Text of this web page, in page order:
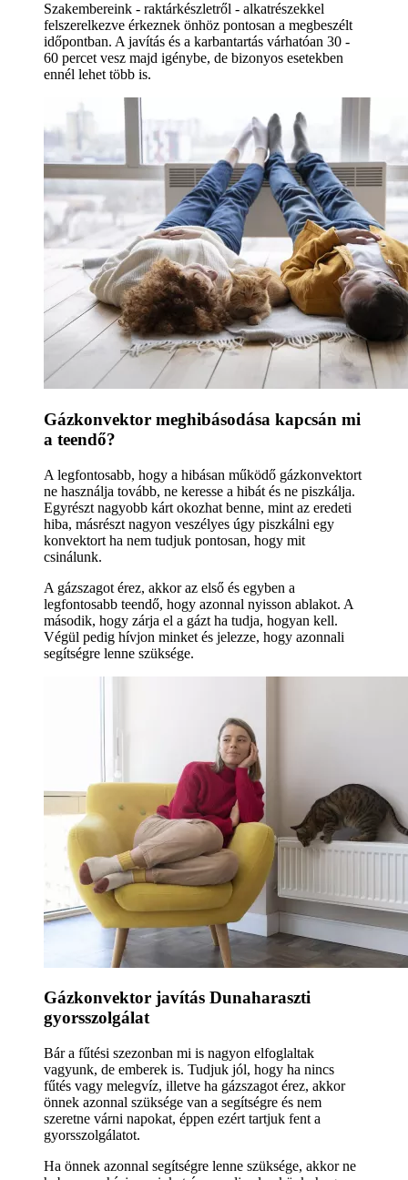
Szakembereink - raktárkészletről - alkatrészekkel
felszerelkezve érkeznek önhöz pontosan a megbeszélt
időpontban. A javítás és a karbantartás várhatóan 30 -
60 percet vesz majd igénybe, de bizonyos esetekben
ennél lehet több is.
Gázkonvektor meghibásodása kapcsán mi
a teendő?
A legfontosabb, hogy a hibásan működő gázkonvektort
ne használja tovább, ne keresse a hibát és ne piszkálja.
Egyrészt nagyobb kárt okozhat benne, mint az eredeti
hiba, másrészt nagyon veszélyes úgy piszkálni egy
konvektort ha nem tudjuk pontosan, hogy mit
csinálunk.
A gázszagot érez, akkor az első és egyben a
legfontosabb teendő, hogy azonnal nyisson ablakot. A
második, hogy zárja el a gázt ha tudja, hogyan kell.
Végül pedig hívjon minket és jelezze, hogy azonnali
segítségre lenne szüksége.
Gázkonvektor javítás Dunaharaszti
gyorsszolgálat
Bár a fűtési szezonban mi is nagyon elfoglaltak
vagyunk, de emberek is. Tudjuk jól, hogy ha nincs
fűtés vagy melegvíz, illetve ha gázszagot érez, akkor
önnek azonnal szüksége van a segítségre és nem
szeretne várni napokat, éppen ezért tartjuk fent a
gyorsszolgálatot.
Ha önnek azonnal segítségre lenne szüksége, akkor ne